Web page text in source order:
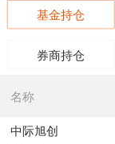
基金持仓
券商持仓
名称
中际旭创